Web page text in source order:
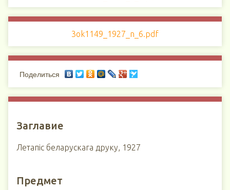
3ok1149_1927_n_6.pdf
Поделиться
Заглавие
Летапіс беларускага друку, 1927
Предмет